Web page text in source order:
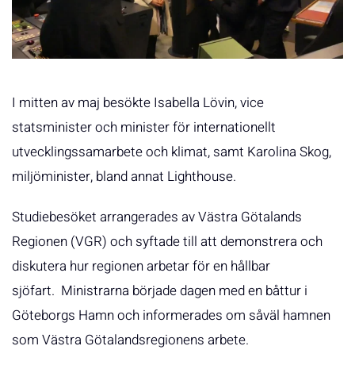
I mitten av maj besökte Isabella Lövin, vice
statsminister och minister för internationellt
utvecklingssamarbete och klimat, samt Karolina Skog,
miljöminister, bland annat Lighthouse.
Studiebesöket arrangerades av Västra Götalands
Regionen (VGR) och syftade till att demonstrera och
diskutera hur regionen arbetar för en hållbar
sjöfart. Ministrarna började dagen med en båttur i
Göteborgs Hamn och informerades om såväl hamnen
som Västra Götalandsregionens arbete.